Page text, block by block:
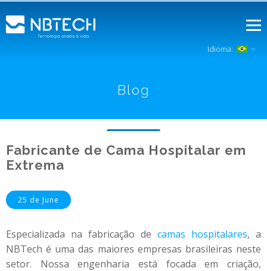
Idioma:
Blog
Fabricante de Cama Hospitalar em
Extrema
25 de June
Especializada na fabricação de camas hospitalares, a
NBTech é uma das maiores empresas brasileiras neste
setor. Nossa engenharia está focada em criação,